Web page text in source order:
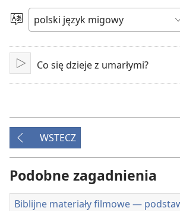
wideo
Wybierz
język
Odtwarzaj
Co się dzieje z umarłymi?
WSTECZ
Podobne zagadnienia
Biblijne materiały filmowe —